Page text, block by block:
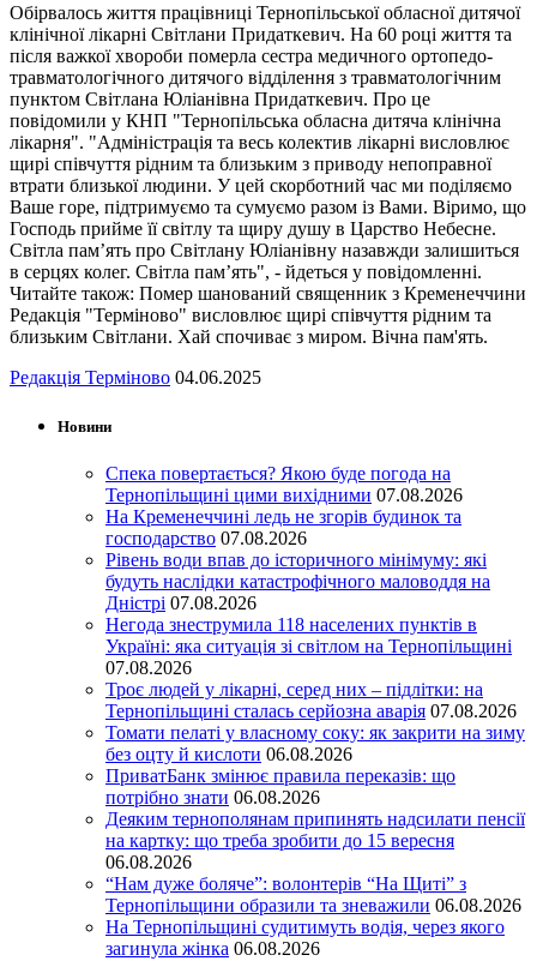
Обірвалось життя працівниці Тернопільської обласної дитячої
клінічної лікарні Світлани Придаткевич. На 60 році життя та
після важкої хвороби померла сестра медичного ортопедо-
травматологічного дитячого відділення з травматологічним
пунктом Світлана Юліанівна Придаткевич. Про це
повідомили у КНП "Тернопільська обласна дитяча клінічна
лікарня". "Адміністрація та весь колектив лікарні висловлює
щирі співчуття рідним та близьким з приводу непоправної
втрати близької людини. У цей скорботний час ми поділяємо
Ваше горе, підтримуємо та сумуємо разом із Вами. Віримо, що
Господь прийме її світлу та щиру душу в Царство Небесне.
Світла пам’ять про Світлану Юліанівну назавжди залишиться
в серцях колег. Світла пам’ять", - йдеться у повідомленні.
Читайте також: Помер шанований священник з Кременеччини
Редакція "Терміново" висловлює щирі співчуття рідним та
близьким Світлани. Хай спочиває з миром. Вічна пам'ять.
Редакція Терміново 04.06.2025
Новини
Спека повертається? Якою буде погода на
Тернопільщині цими вихідними 07.08.2026
На Кременеччині ледь не згорів будинок та
господарство 07.08.2026
Рівень води впав до історичного мінімуму: які
будуть наслідки катастрофічного маловоддя на
Дністрі 07.08.2026
Негода знеструмила 118 населених пунктів в
Україні: яка ситуація зі світлом на Тернопільщині
07.08.2026
Троє людей у лікарні, серед них – підлітки: на
Тернопільщині сталась серйозна аварія 07.08.2026
Томати пелаті у власному соку: як закрити на зиму
без оцту й кислоти 06.08.2026
ПриватБанк змінює правила переказів: що
потрібно знати 06.08.2026
Деяким тернополянам припинять надсилати пенсії
на картку: що треба зробити до 15 вересня
06.08.2026
“Нам дуже боляче”: волонтерів “На Щиті” з
Тернопільщини образили та зневажили 06.08.2026
На Тернопільщині судитимуть водія, через якого
загинула жінка 06.08.2026